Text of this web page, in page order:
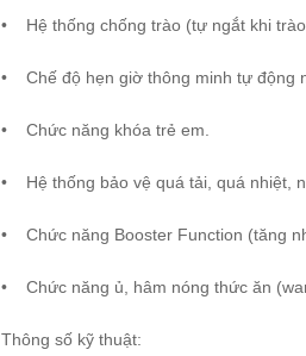
• Hệ thống chống trào (tự ngắt khi
• Chế độ hẹn giờ thông minh tự động
• Chức năng khóa trẻ em.
• Hệ thống bảo vệ quá tải, quá nhiệt,
• Chức năng Booster Function (tăng
• Chức năng ủ, hâm nóng thức ăn
Thông số kỹ thuật: